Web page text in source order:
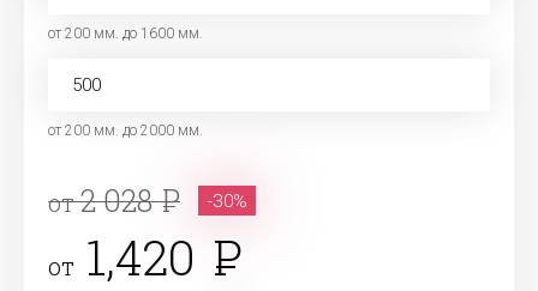
от 200 мм. до 1600 мм.
от 200 мм. до 2000 мм.
от2 028 -30%
от 1,420